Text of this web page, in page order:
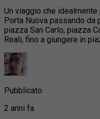
Un viaggio che
Porta Nuova passando da
piazza San Carlo, piazza
Reali, fino a giungere in
Pubblicato
2 anni fa